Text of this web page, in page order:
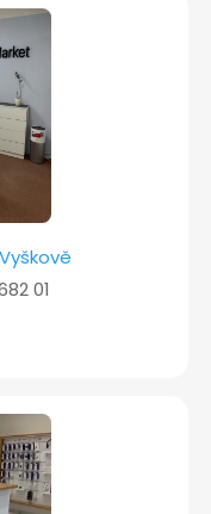
01